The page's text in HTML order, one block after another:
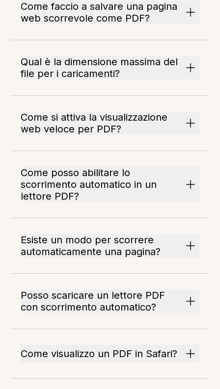
Come faccio a salvare una pagina
web scorrevole come PDF?
Qual è la dimensione massima del
file per i caricamenti?
Come si attiva la visualizzazione
web veloce per PDF?
Come posso abilitare lo
scorrimento automatico in un
lettore PDF?
Esiste un modo per scorrere
automaticamente una pagina?
Posso scaricare un lettore PDF
con scorrimento automatico?
Come visualizzo un PDF in Safari?